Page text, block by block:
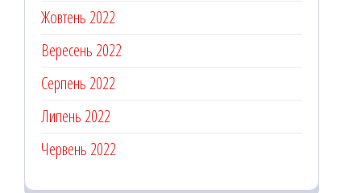
Жовтень 2022
Вересень 2022
Серпень 2022
Липень 2022
Червень 2022